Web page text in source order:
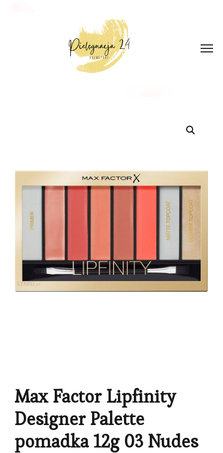
Max Factor Lipfinity
Designer Palette
pomadka 12g 03 Nudes